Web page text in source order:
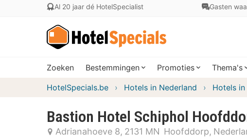
Al 20 jaar dé HotelSpecialist Gasten
Zoeken Bestemmingen Promoties Thema's
HotelSpecials.be Hotels in Nederland Hotels
Bastion Hotel Schiphol
Adrianahoeve 8 2131 MN Hoofddorp